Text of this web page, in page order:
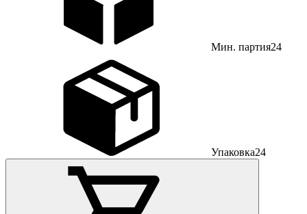
Мин. партия24
Упаковка24